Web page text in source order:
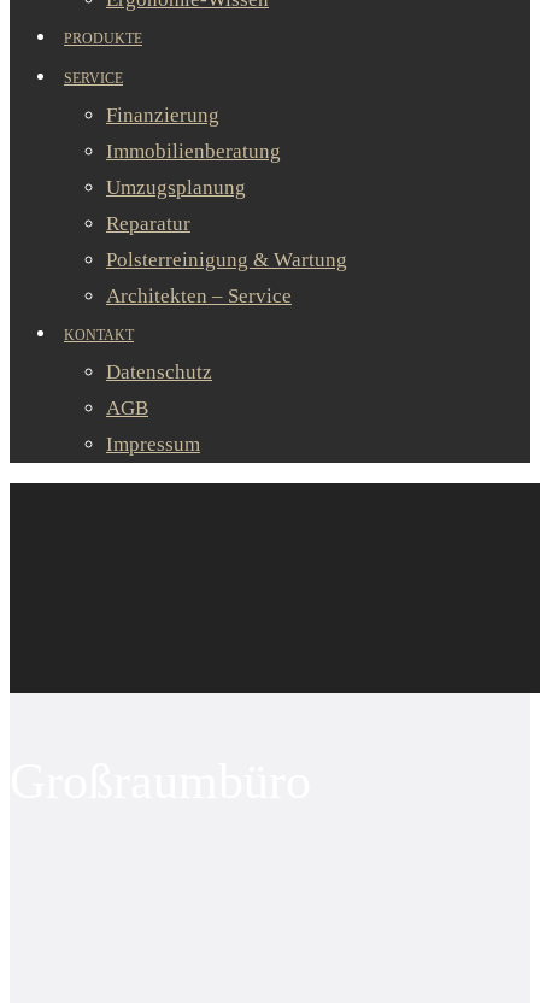
PRODUKTE
SERVICE
Finanzierung
Immobilienberatung
Umzugsplanung
Reparatur
Polsterreinigung & Wartung
Architekten – Service
KONTAKT
Datenschutz
AGB
Impressum